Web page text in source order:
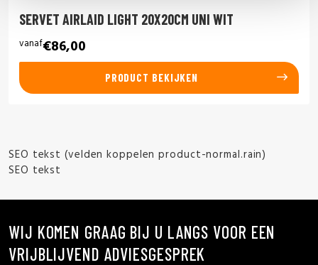
SERVET AIRLAID LIGHT 20X20CM UNI WIT
vanaf€86,00
PRODUCT BEKIJKEN
SEO tekst (velden koppelen product-normal.rain)
SEO tekst
WIJ KOMEN GRAAG BIJ U LANGS VOOR EEN
VRIJBLIJVEND ADVIESGESPREK